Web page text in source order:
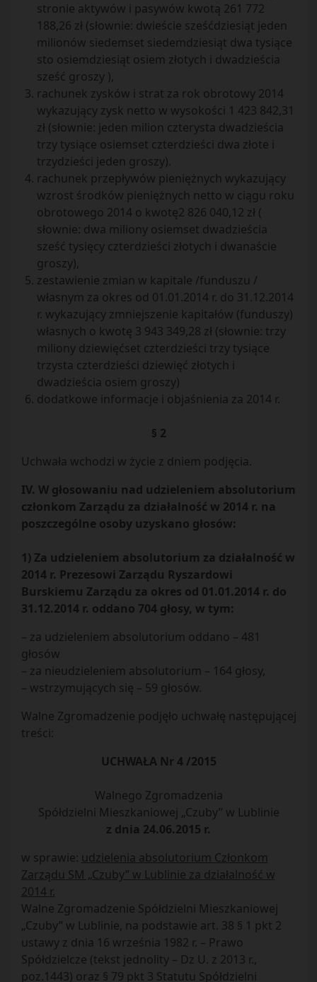
stronie aktywów i pasywów kwotą 261 772
188,26 zł (słownie: dwieście sześćdziesiąt jeden
milionów siedemset siedemdziesiąt dwa tysiące
sto osiemdziesiąt osiem złotych i dwadzieścia
sześć groszy ),
rachunek zysków i strat za rok obrotowy 2014
wykazujący zysk netto w wysokości 1 423 842,31
zł (słownie: jeden milion czterysta dwadzieścia
trzy tysiące osiemset czterdzieści dwa złote i
trzydzieści jeden groszy).
rachunek przepływów pieniężnych wykazujący
wzrost środków pieniężnych netto w ciągu roku
obrotowego 2014 o kwotę2 826 040,12 zł (
słownie: dwa miliony osiemset dwadzieścia
sześć tysięcy czterdzieści złotych i dwanaście
groszy),
zestawienie zmian w kapitale /funduszu /
własnym za okres od 01.01.2014 r. do 31.12.2014
r. wykazujący zmniejszenie kapitałów (funduszy)
własnych o kwotę 3 943 349,28 zł (słownie: trzy
miliony dziewięćset czterdzieści trzy tysiące
trzysta czterdzieści dziewięć złotych i
dwadzieścia osiem groszy)
dodatkowe informacje i objaśnienia za 2014 r.
§ 2
Uchwała wchodzi w życie z dniem podjęcia.
IV. W głosowaniu nad udzieleniem absolutorium
członkom Zarządu za działalność w 2014 r. na
poszczególne osoby uzyskano głosów:
1) Za udzieleniem absolutorium za działalność w
2014 r. Prezesowi Zarządu Ryszardowi
Burskiemu Zarządu za okres od 01.01.2014 r. do
31.12.2014 r. oddano 704 głosy, w tym:
– za udzieleniem absolutorium oddano – 481
głosów
– za nieudzieleniem absolutorium – 164 głosy,
– wstrzymujących się – 59 głosów.
Walne Zgromadzenie podjęło uchwałę następującej
treści:
UCHWAŁA Nr 4 /2015
Walnego Zgromadzenia
Spółdzielni Mieszkaniowej „Czuby” w Lublinie
z dnia 24.06.2015 r.
w sprawie: udzielenia absolutorium Członkom
Zarządu SM „Czuby” w Lublinie za działalność w
2014 r.
Walne Zgromadzenie Spółdzielni Mieszkaniowej
„Czuby” w Lublinie, na podstawie art. 38 § 1 pkt 2
ustawy z dnia 16 września 1982 r. – Prawo
Spółdzielcze (tekst jednolity – Dz U. z 2013 r.,
poz.1443) oraz § 79 pkt 3 Statutu Spółdzielni